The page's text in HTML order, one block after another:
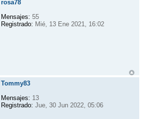
rosa78
Mensajes: 55
Registrado: Mié, 13 Ene 2021, 16:02
Tommy83
Mensajes: 13
Registrado: Jue, 30 Jun 2022, 05:06